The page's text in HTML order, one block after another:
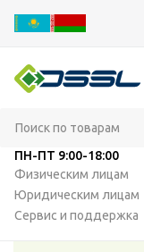
ПН-ПТ 9:00-18:00
Физическим лицам
Юридическим лицам
Сервис и поддержка